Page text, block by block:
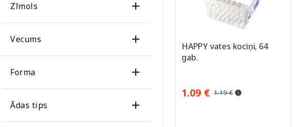
Zīmols
Vecums
Forma
Ādas tips
HAPPY vates kociņi, 64
gab.
1.09 € 1.19 €